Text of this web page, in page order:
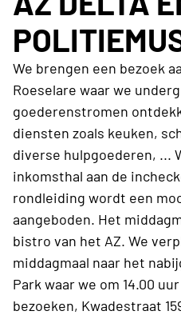
We brengen een bezoek
Roeselare waar we
goederenstromen
diensten zoals keuken,
diverse hulpgoederen, ...
inkomsthal aan de
rondleiding wordt een
aangeboden. Het
bistro van het AZ. We
middagmaal naar het
Park waar we om 14.00
bezoeken, Kwadestraat